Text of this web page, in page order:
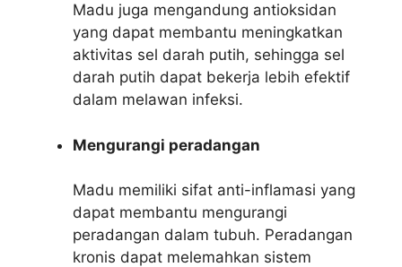
Madu juga mengandung antioksidan
yang dapat membantu meningkatkan
aktivitas sel darah putih, sehingga sel
darah putih dapat bekerja lebih efektif
dalam melawan infeksi.
Mengurangi peradangan
Madu memiliki sifat anti-inflamasi yang
dapat membantu mengurangi
peradangan dalam tubuh. Peradangan
kronis dapat melemahkan sistem